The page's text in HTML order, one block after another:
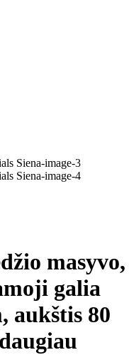
masyvo,
galia
aukštis 80
daugiau